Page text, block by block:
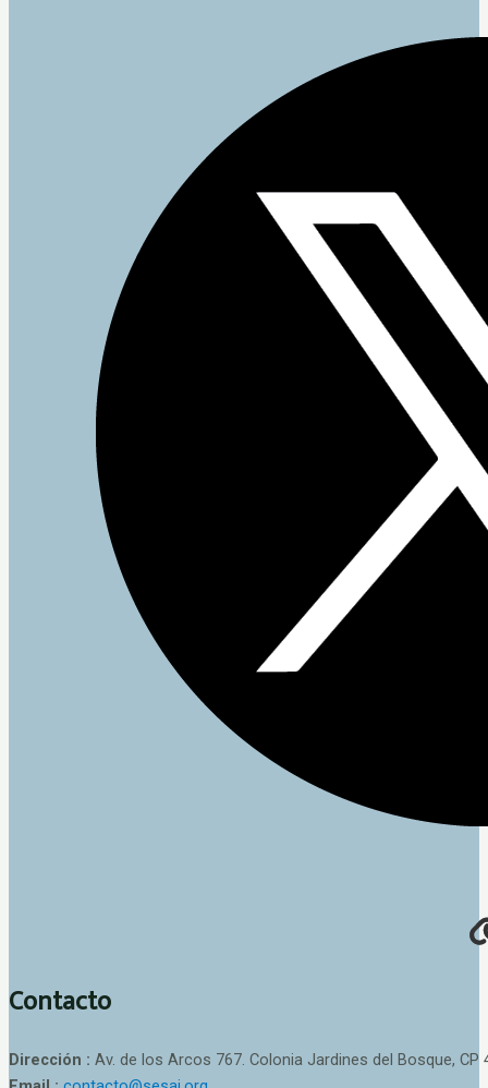
Contacto
Dirección : Av. de los Arcos 767. Colonia Jardines del Bosque, CP